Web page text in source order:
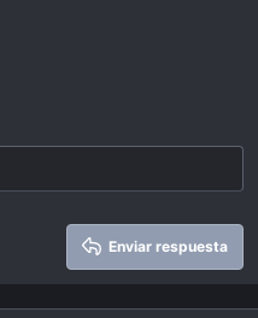
Enviar respuesta